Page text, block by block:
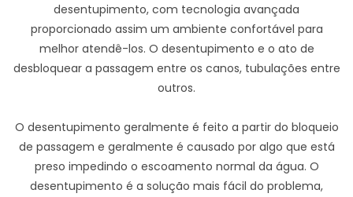
desentupimento, com tecnologia avançada
proporcionado assim um ambiente confortável para
melhor atendê-los. O desentupimento e o ato de
desbloquear a passagem entre os canos, tubulações entre
outros.
O desentupimento geralmente é feito a partir do bloqueio
de passagem e geralmente é causado por algo que está
preso impedindo o escoamento normal da água. O
desentupimento é a solução mais fácil do problema,